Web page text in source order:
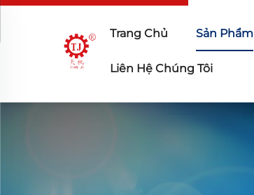
Trang Chủ Sản Phẩm
Liên Hệ Chúng Tôi